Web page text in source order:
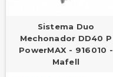
Sistema Duo
Mechonador DD40 P
PowerMAX - 916010 -
Mafell